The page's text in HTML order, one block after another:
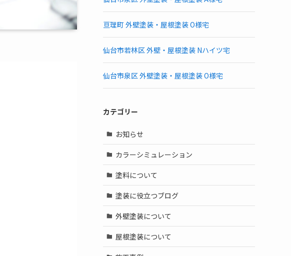
亘理町 外壁塗装・屋根塗装 O様宅
仙台市若林区 外壁・屋根塗装 Nハイツ宅
仙台市泉区 外壁塗装・屋根塗装 O様宅
カテゴリー
お知らせ
カラーシミュレーション
塗料について
塗装に役立つブログ
外壁塗装について
屋根塗装について